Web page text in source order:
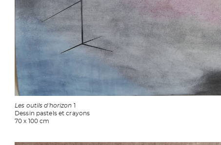
Les outils d'horizon 1
Dessin pastels et crayons
70 x 100 cm